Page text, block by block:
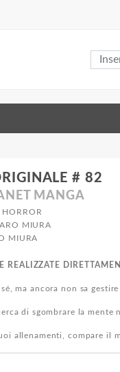
# 82
MANGA
HORROR
MIURA
MIURA
REALIZZATE
ma ancora non sa
di sgombrare la mente
allenamenti, compare il